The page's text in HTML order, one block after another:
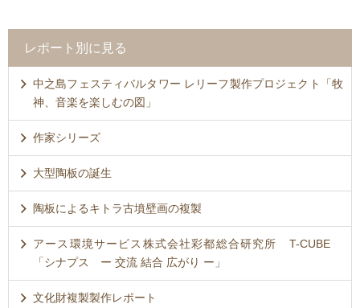
レポート別に見る
中之島フェスティバルタワー レリーフ製作プロジェクト「牧
神、音楽を楽しむの図」
作家シリーズ
大型陶板の誕生
陶板によるキトラ古墳壁画の複製
アース環境サービス株式会社彩都総合研究所 T-CUBE
「シナプス ー 交流 結合 広がり ー」
文化財複製製作レポート